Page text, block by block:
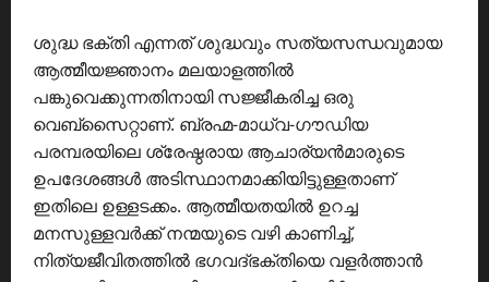
ശുദ്ധ ഭക്തി എന്നത് ശുദ്ധവും സത്യസന്ധവുമായ
ആത്മീയജ്ഞാനം മലയാളത്തിൽ
പങ്കുവെക്കുന്നതിനായി സജ്ജീകരിച്ച ഒരു
വെബ്സൈറ്റാണ്. ബ്രഹ്മ-മാധ്വ-ഗൗഡിയ
പരമ്പരയിലെ ശ്രേഷ്ഠരായ ആചാര്യൻമാരുടെ
ഉപദേശങ്ങൾ അടിസ്ഥാനമാക്കിയിട്ടുള്ളതാണ്
ഇതിലെ ഉള്ളടക്കം. ആത്മീയതയിൽ ഉറച്ച
മനസുള്ളവർക്ക് നന്മയുടെ വഴി കാണിച്ച്,
നിത്യജീവിതത്തിൽ ഭഗവദ്ഭക്തിയെ വളർത്താൻ